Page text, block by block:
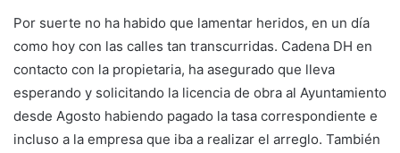
Por suerte no ha habido que lamentar heridos, en un día
como hoy con las calles tan transcurridas. Cadena DH en
contacto con la propietaria, ha asegurado que lleva
esperando y solicitando la licencia de obra al Ayuntamiento
desde Agosto habiendo pagado la tasa correspondiente e
incluso a la empresa que iba a realizar el arreglo. También